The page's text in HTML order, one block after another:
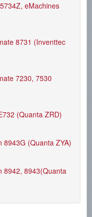
eMachines
8731 (Inventtec
7230, 7530
(Quanta ZRD)
8943G (Quanta ZYA)
8942, 8943(Quanta